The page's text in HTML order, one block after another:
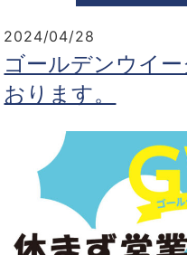
2024/04/28
ゴールデンウイ
おります。